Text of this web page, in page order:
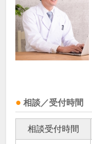
相談／受付時間
相談受付時間